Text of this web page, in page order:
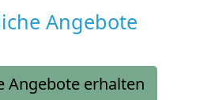
Angebote
Angebote erhalten